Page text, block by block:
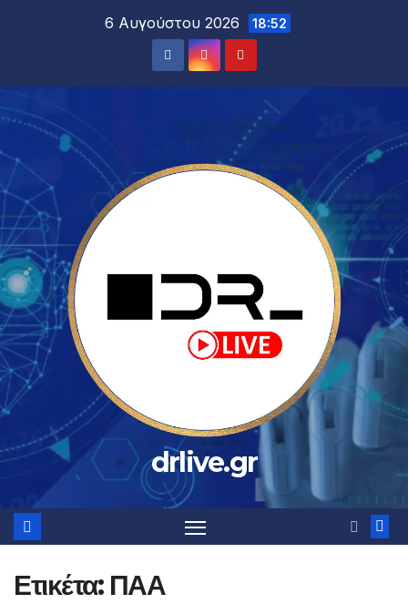
6 Αυγούστου 2026 18:52
drlive.gr
Ετικέτα: ΠΑΑ